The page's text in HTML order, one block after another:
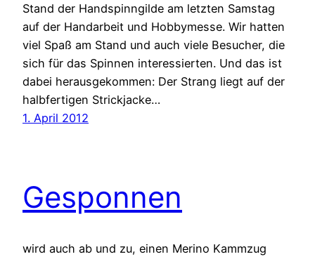
Stand der Handspinngilde am letzten Samstag
auf der Handarbeit und Hobbymesse. Wir hatten
viel Spaß am Stand und auch viele Besucher, die
sich für das Spinnen interessierten. Und das ist
dabei herausgekommen: Der Strang liegt auf der
halbfertigen Strickjacke…
1. April 2012
Gesponnen
wird auch ab und zu, einen Merino Kammzug